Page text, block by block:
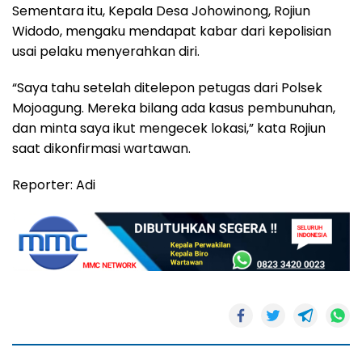
Sementara itu, Kepala Desa Johowinong, Rojiun
Widodo, mengaku mendapat kabar dari kepolisian
usai pelaku menyerahkan diri.
“Saya tahu setelah ditelepon petugas dari Polsek
Mojoagung. Mereka bilang ada kasus pembunuhan,
dan minta saya ikut mengecek lokasi,” kata Rojiun
saat dikonfirmasi wartawan.
Reporter: Adi